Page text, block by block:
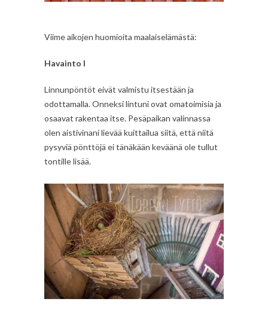
Viime aikojen huomioita maalaiselämästä:
Havainto I
Linnunpöntöt eivät valmistu itsestään ja
odottamalla. Onneksi lintuni ovat omatoimisia ja
osaavat rakentaa itse. Pesäpaikan valinnassa
olen aistivinani lievää kuittailua siitä, että niitä
pysyviä pönttöjä ei tänäkään keväänä ole tullut
tontille lisää.